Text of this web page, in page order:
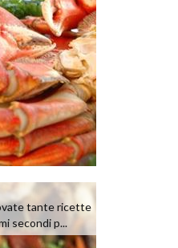
tante ricette
secondi p...